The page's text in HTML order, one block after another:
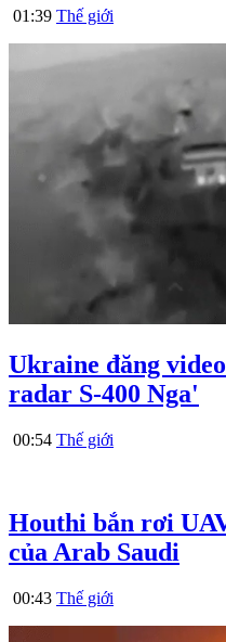
01:39 Thế giới
Ukraine đăng
radar S-400 Nga'
00:54 Thế giới
Houthi bắn rơi
của Arab Saudi
00:43 Thế giới